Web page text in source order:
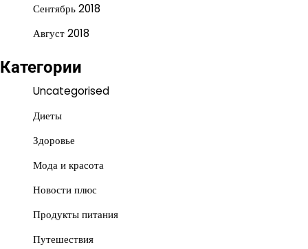
Сентябрь 2018
Август 2018
Категории
Uncategorised
Диеты
Здоровье
Мода и красота
Новости плюс
Продукты питания
Путешествия